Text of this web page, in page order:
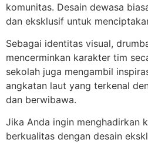
komunitas. Desain dewasa
dan eksklusif untuk
Sebagai identitas visual,
mencerminkan karakter tim
sekolah juga mengambil
angkatan laut yang terkenal
dan berwibawa.
Jika Anda ingin menghadirkan
berkualitas dengan desain